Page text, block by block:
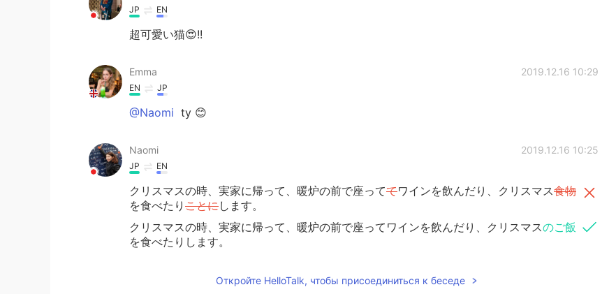
JP EN
超可愛い猫😍!!
Emma 2019.12.16 10:29
EN JP
@Naomi ty 😊
Naomi 2019.12.16 10:25
JP EN
クリスマスの時、実家に帰って、暖炉の前で座っててワインを飲んだり、クリスマス食物
を食べたり ことにします。
クリスマスの時、実家に帰って、暖炉の前で座ってワインを飲んだり、クリスマスのご飯
を食べたりします。
Откройте HelloTalk, чтобы присоединиться к беседе